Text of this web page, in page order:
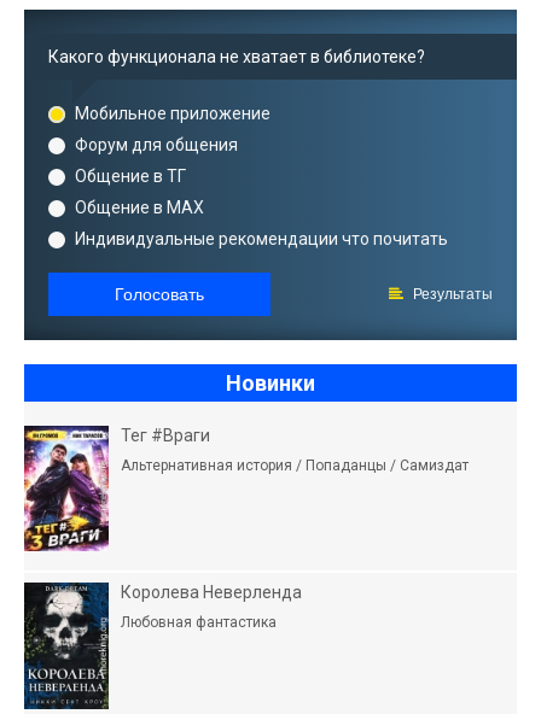
Какого функционала не хватает в библиотеке?
Мобильное приложение
Форум для общения
Общение в ТГ
Общение в MAX
Индивидуальные рекомендации что почитать
Голосовать Результаты
Новинки
Тег #Враги
Альтернативная история / Попаданцы / Самиздат
Королева Неверленда
Любовная фантастика